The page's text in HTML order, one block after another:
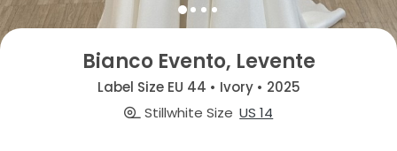
Bianco Evento, Levente
Label Size EU 44 • Ivory • 2025
Stillwhite Size US 14